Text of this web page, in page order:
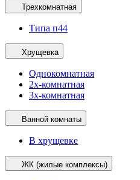
Трехкомнатная
Типа п44
Хрущевка
Однокомнатная
2х-комнатная
3х-комнатная
Ванной комнаты
В хрущевке
ЖК (жилые комплексы)